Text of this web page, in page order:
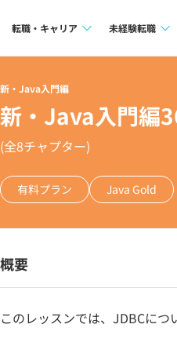
転職・キャリア
インタビュー
転職成功ガイド
転職エージェント
未経験転職
インタビュー
新・Java入門編
新・Java入門編
(全8チャプター)
有料プラン Java Gold
概要
このレッスンでは、JDBCにつ